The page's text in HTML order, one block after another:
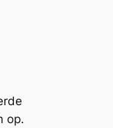
op.